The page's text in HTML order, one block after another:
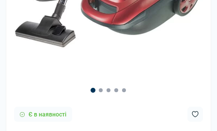
Є в наявності